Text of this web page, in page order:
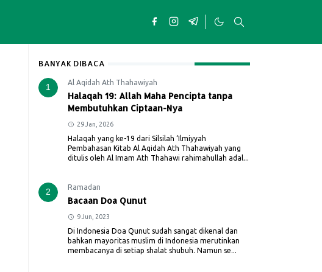
BANYAK DIBACA
1 Al Aqidah Ath Thahawiyah
Halaqah 19: Allah Maha Pencipta tanpa
Membutuhkan Ciptaan-Nya
29 Jan, 2026
Halaqah yang ke-19 dari Silsilah ‘Ilmiyyah
Pembahasan Kitab Al Aqidah Ath Thahawiyah yang
ditulis oleh Al Imam Ath Thahawi rahimahullah adal...
2 Ramadan
Bacaan Doa Qunut
9 Jun, 2023
Di Indonesia Doa Qunut sudah sangat dikenal dan
bahkan mayoritas muslim di Indonesia merutinkan
membacanya di setiap shalat shubuh. Namun se...